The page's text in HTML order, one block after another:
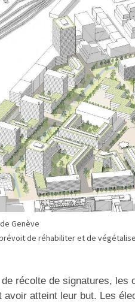
Genève
de réhabiliter et de
récolte de signatures, les
avoir atteint leur but. Les